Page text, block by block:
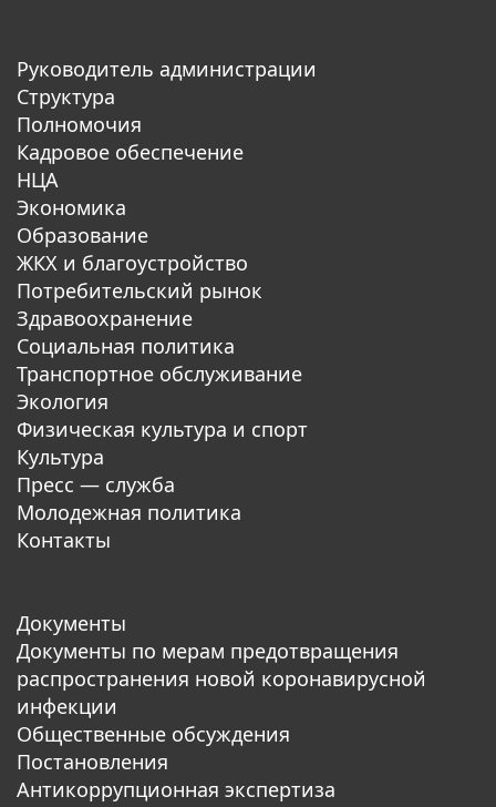
Руководитель администрации
Структура
Полномочия
Кадровое обеспечение
НЦА
Экономика
Образование
ЖКХ и благоустройство
Потребительский рынок
Здравоохранение
Социальная политика
Транспортное обслуживание
Экология
Физическая культура и спорт
Культура
Пресс — служба
Молодежная политика
Контакты
Документы
Документы по мерам предотвращения
распространения новой коронавирусной
инфекции
Общественные обсуждения
Постановления
Антикоррупционная экспертиза